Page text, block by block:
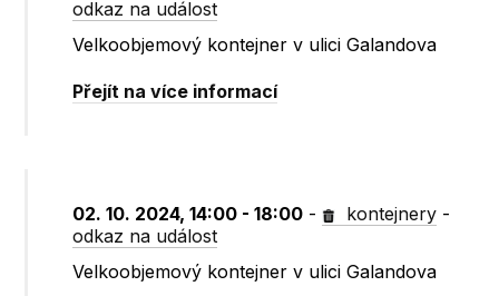
odkaz na událost
Velkoobjemový kontejner v ulici Galandova
Přejít na více informací
02. 10. 2024, 14:00 - 18:00 - kontejnery -
odkaz na událost
Velkoobjemový kontejner v ulici Galandova